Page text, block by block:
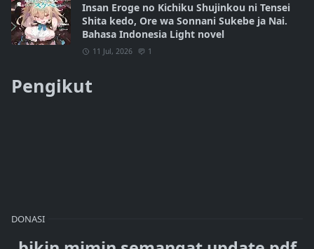
Insan Eroge no Kichiku Shujinkou ni Tensei
Shita kedo, Ore wa Sonnani Sukebe ja Nai.
Bahasa Indonesia Light novel
11 Jul, 2026 1
Pengikut
DONASI